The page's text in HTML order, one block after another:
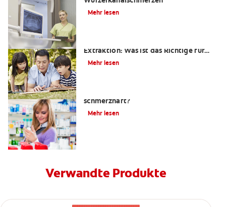
Mehr lesen
Extraktion: Was ist das Richtige für
mich?
Mehr lesen
schmerzhaft?
Mehr lesen
Verwandte Produkte